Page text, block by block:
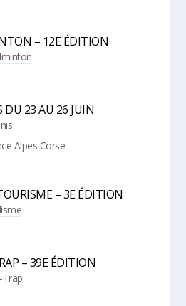
– 12E ÉDITION
DU 23 AU 26 JUIN
Alpes Corse
– 3E ÉDITION
– 39E ÉDITION
Trap